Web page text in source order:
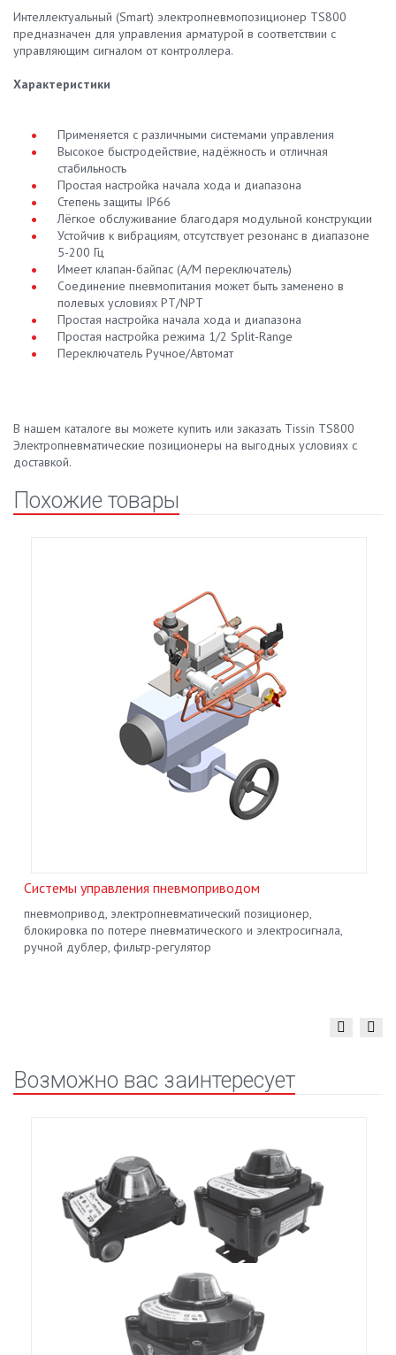
Интеллектуальный (Smart) электропневмопозиционер TS800
предназначен для управления арматурой в соответствии с
управляющим сигналом от контроллера.
Характеристики
Применяется с различными системами управления
Высокое быстродействие, надёжность и отличная
стабильность
Простая настройка начала хода и диапазона
Степень защиты IP66
Лёгкое обслуживание благодаря модульной конструкции
Устойчив к вибрациям, отсутствует резонанс в диапазоне
5-200 Гц
Имеет клапан-байпас (А/М переключатель)
Соединение пневмопитания может быть заменено в
полевых условиях PT/NPT
Простая настройка начала хода и диапазона
Простая настройка режима 1/2 Split-Range
Переключатель Ручное/Автомат
В нашем каталоге вы можете купить или заказать Tissin TS800
Электропневматические позиционеры на выгодных условиях с
доставкой.
Похожие товары
Системы управления пневмоприводом
пневмопривод, электропневматический позиционер,
блокировка по потере пневматического и электросигнала,
ручной дублер, фильтр-регулятор
Возможно вас заинтересует